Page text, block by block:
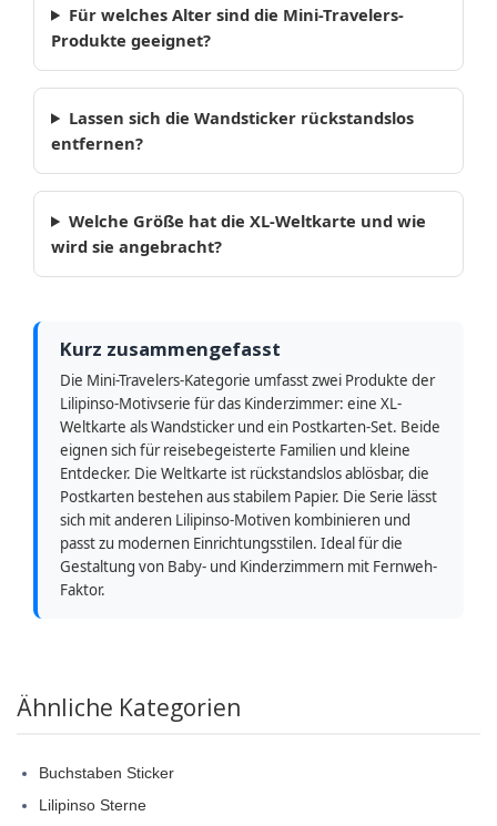
Für welches Alter sind die Mini-Travelers-
Produkte geeignet?
Lassen sich die Wandsticker rückstandslos
entfernen?
Welche Größe hat die XL-Weltkarte und wie
wird sie angebracht?
Kurz zusammengefasst
Die Mini-Travelers-Kategorie umfasst zwei Produkte der
Lilipinso-Motivserie für das Kinderzimmer: eine XL-
Weltkarte als Wandsticker und ein Postkarten-Set. Beide
eignen sich für reisebegeisterte Familien und kleine
Entdecker. Die Weltkarte ist rückstandslos ablösbar, die
Postkarten bestehen aus stabilem Papier. Die Serie lässt
sich mit anderen Lilipinso-Motiven kombinieren und
passt zu modernen Einrichtungsstilen. Ideal für die
Gestaltung von Baby- und Kinderzimmern mit Fernweh-
Faktor.
Ähnliche Kategorien
Buchstaben Sticker
Lilipinso Sterne